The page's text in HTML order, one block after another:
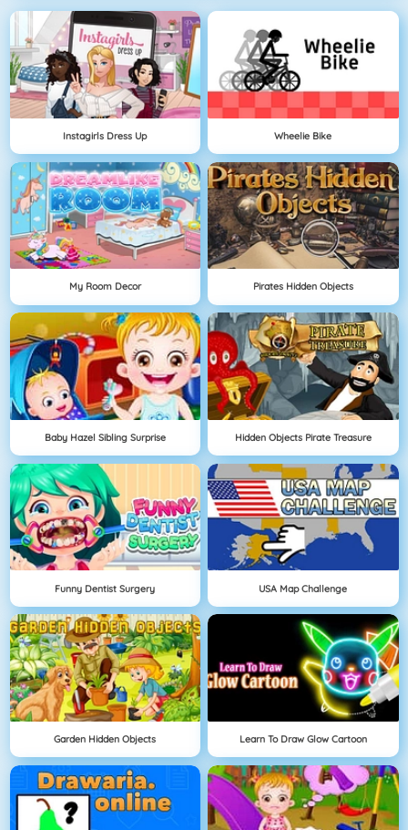
Instagirls Dress Up Wheelie Bike
My Room Decor Pirates Hidden Objects
Baby Hazel Sibling Surprise Hidden Objects Pirate Treasure
Funny Dentist Surgery USA Map Challenge
Garden Hidden Objects Learn To Draw Glow Cartoon